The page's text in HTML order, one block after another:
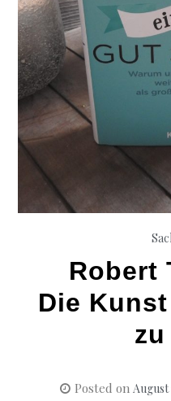
Robert
Die
Posted on August